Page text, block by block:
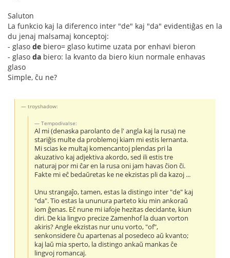
Saluton
La funkcio kaj la diferenco inter "de" kaj "da" evidentiĝas en la
du jenaj malsamaj konceptoj:
- glaso de biero= glaso kutime uzata por enhavi bieron
- glaso da biero: la kvanto da biero kiun normale enhavas
glaso
Simple, ĉu ne?
troyshadow:
Tempodivalse:
Al mi (denaska parolanto de l' angla kaj la rusa) ne
stariĝis multe da problemoj kiam mi estis lernanta.
Mi scias ke multaj komencantoj plendas pri la
akuzativo kaj adjektiva akordo, sed ili estis tre
naturaj por mi ĉar en la rusa oni jam havas ĉion ĉi.
Fakte mi eĉ bedaŭretas ke ne ekzistas pli da kazoj ...
Unu strangaĵo, tamen, estas la distingo inter "de" kaj
"da". Tio estas la ununura parteto kiu min ankoraŭ
iom ĝenas. Eĉ nune mi iafoje hezitas decidante, kiun
diri. De kia lingvo precize Zamenhof la duan vorton
akiris? Angle ekzistas nur unu vorto, "of",
senkonsidere ĉu apartenas al posedeco aŭ kvanto;
kaj laŭ mia sperto, la distingo ankaŭ mankas ĉe
lingvoj romancaj.